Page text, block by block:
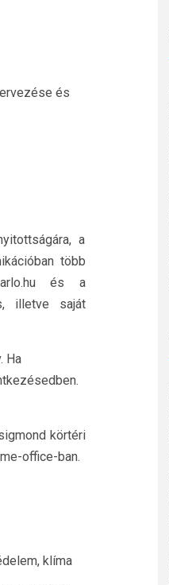
és
a
több
és a
illetve saját
Ha
körtéri
office-ban.
klíma